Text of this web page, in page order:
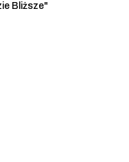
Bliższe"